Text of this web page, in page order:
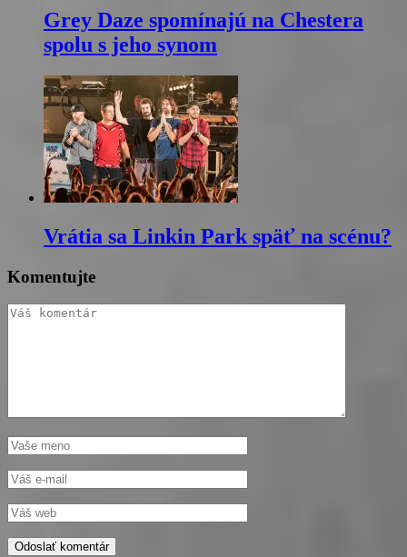
Grey Daze spomínajú na Chestera
spolu s jeho synom
Vrátia sa Linkin Park späť na scénu?
Komentujte